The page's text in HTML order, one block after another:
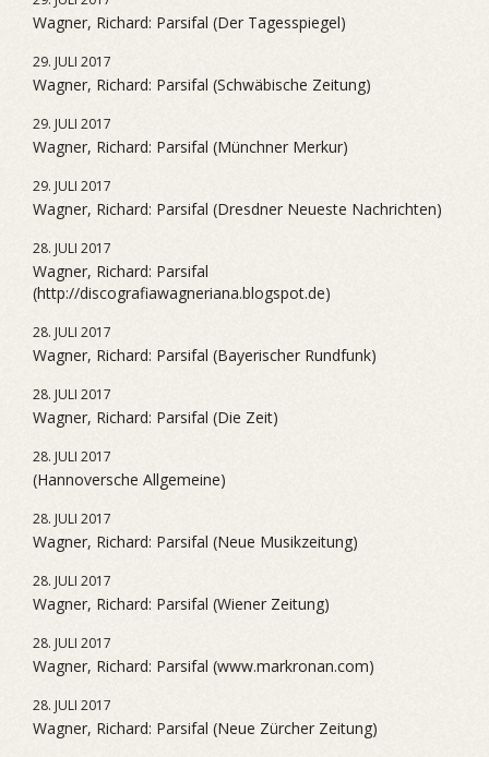
Wagner, Richard: Parsifal (Der Tagesspiegel)
29. JULI 2017
Wagner, Richard: Parsifal (Schwäbische Zeitung)
29. JULI 2017
Wagner, Richard: Parsifal (Münchner Merkur)
29. JULI 2017
Wagner, Richard: Parsifal (Dresdner Neueste Nachrichten)
28. JULI 2017
Wagner, Richard: Parsifal
(http://discografiawagneriana.blogspot.de)
28. JULI 2017
Wagner, Richard: Parsifal (Bayerischer Rundfunk)
28. JULI 2017
Wagner, Richard: Parsifal (Die Zeit)
28. JULI 2017
(Hannoversche Allgemeine)
28. JULI 2017
Wagner, Richard: Parsifal (Neue Musikzeitung)
28. JULI 2017
Wagner, Richard: Parsifal (Wiener Zeitung)
28. JULI 2017
Wagner, Richard: Parsifal (www.markronan.com)
28. JULI 2017
Wagner, Richard: Parsifal (Neue Zürcher Zeitung)